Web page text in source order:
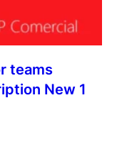
teams
New 1